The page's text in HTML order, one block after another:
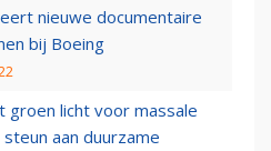
nieuwe documentaire
bij Boeing
groen licht voor massale
aan duurzame